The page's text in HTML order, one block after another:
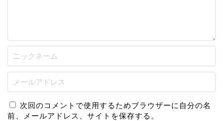
次回のコメントで使用するためブラウザーに自分の名
前、メールアドレス、サイトを保存する。